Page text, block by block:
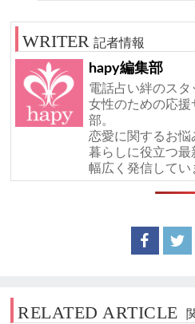
記者情報
hapy編集部
電話占い絆のスタ
女性のための応援
部。
恋愛に関するお悩
暮らしに役立つ最
幅広く発信してい
RELATED ARTICLE